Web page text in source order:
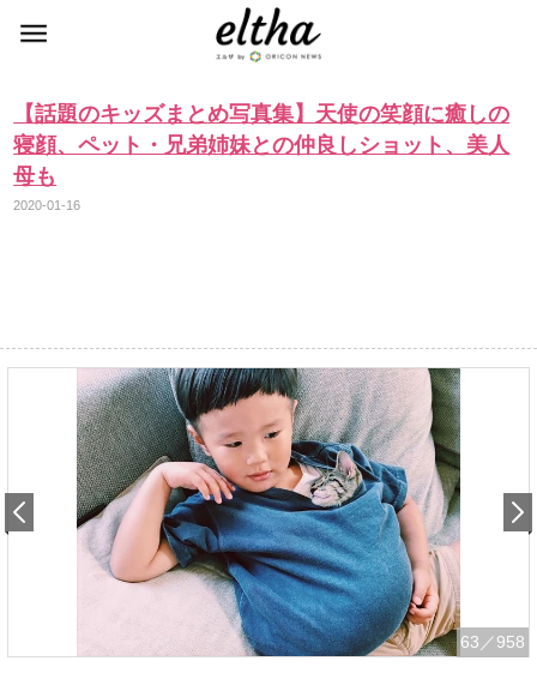
【話題のキッズまとめ写真集】天使の笑顔に癒しの
寝顔、ペット・兄弟姉妹との仲良しショット、美人
母も
2020-01-16
63 ／958